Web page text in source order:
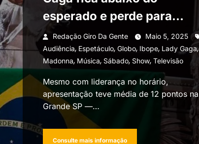
esperado e perde para
Madonna
Redação Giro Da Gente
Maio 5, 2025
Audiência, Espetáculo, Globo, Ibope, Lady Gaga,
Madonna, Música, Sábado, Show, Televisão
Mesmo com liderança no horário,
apresentação teve média de 12 pontos na
Grande SP —…
Consulte mais informação